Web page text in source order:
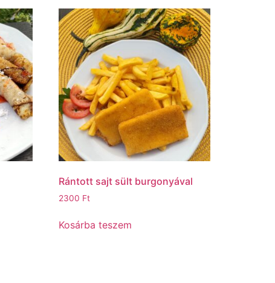
Rántott sajt sült burgonyával
2300 Ft
Kosárba teszem